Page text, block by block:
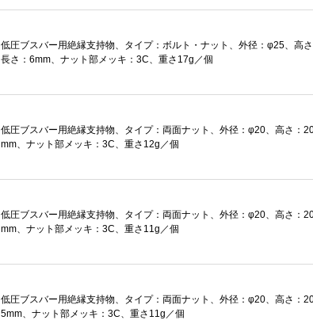
低圧ブスバー用絶縁支持物、タイプ：ボルト・ナット、外径：φ25、高
長さ：6mm、ナット部メッキ：3C、重さ17g／個
低圧ブスバー用絶縁支持物、タイプ：両面ナット、外径：φ20、高さ：
mm、ナット部メッキ：3C、重さ12g／個
低圧ブスバー用絶縁支持物、タイプ：両面ナット、外径：φ20、高さ：
mm、ナット部メッキ：3C、重さ11g／個
低圧ブスバー用絶縁支持物、タイプ：両面ナット、外径：φ20、高さ：
5mm、ナット部メッキ：3C、重さ11g／個